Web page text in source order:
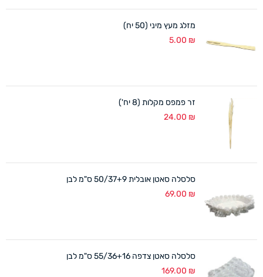
מזלג מעץ מיני (50 יח)
5.00 ₪
זר פמפס מקלות (8 יח')
24.00 ₪
סלסלה סאטן אובלית 50/37+9 ס"מ לבן
69.00 ₪
סלסלה סאטן צדפה 55/36+16 ס"מ לבן
169.00 ₪